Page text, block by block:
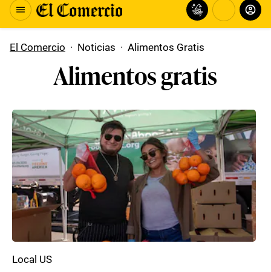
El Comercio · Noticias · Alimentos Gratis
Alimentos gratis
Local US